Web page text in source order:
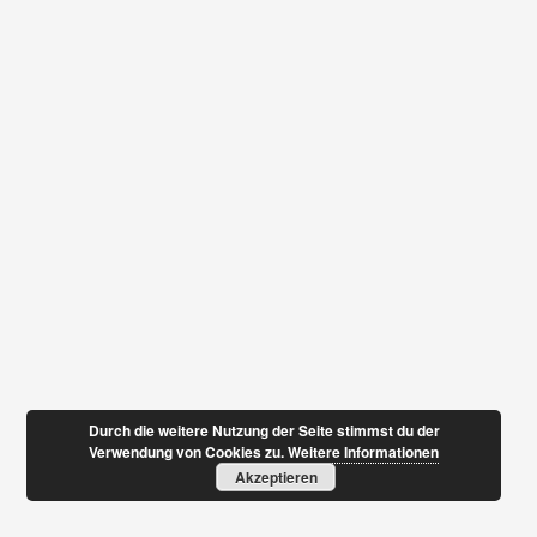
Durch die weitere Nutzung der Seite stimmst du der
Verwendung von Cookies zu.Weitere Informationen
Akzeptieren